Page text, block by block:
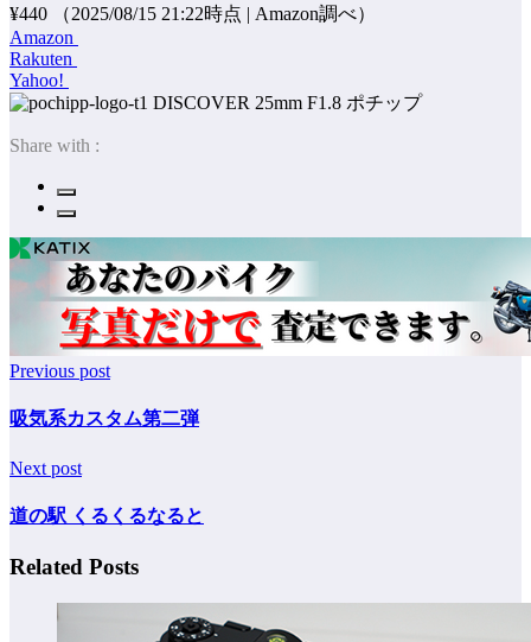
¥440
（2025/08/15 21:22時点 | Amazon調べ）
Amazon
Rakuten
Yahoo!
ポチップ
Share with :
Previous post
吸気系カスタム第二弾
Next post
道の駅 くるくるなると
Related Posts